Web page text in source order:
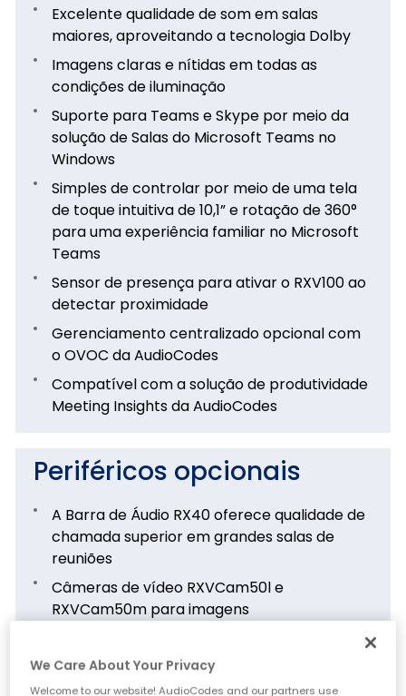
Excelente qualidade de som em salas
maiores, aproveitando a tecnologia Dolby
Imagens claras e nítidas em todas as
condições de iluminação
Suporte para Teams e Skype por meio da
solução de Salas do Microsoft Teams no
Windows
Simples de controlar por meio de uma tela
de toque intuitiva de 10,1” e rotação de 360°
para uma experiência familiar no Microsoft
Teams
Sensor de presença para ativar o RXV100 ao
detectar proximidade
Gerenciamento centralizado opcional com
o OVOC da AudioCodes
Compatível com a solução de produtividade
Meeting Insights da AudioCodes
Periféricos opcionais
A Barra de Áudio RX40 oferece qualidade de
chamada superior em grandes salas de
reuniões
Câmeras de vídeo RXVCam50l e
RXVCam50m para imagens
Webcam pessoal RXVCam10 para
We Care About Your Privacy
Welcome to our website! AudioCodes and our partners use